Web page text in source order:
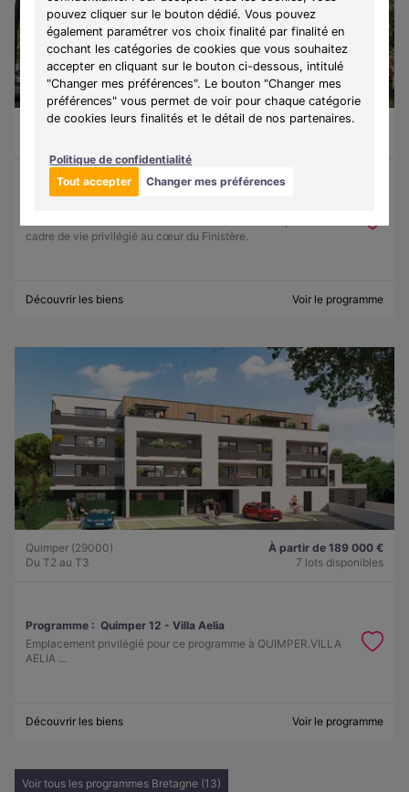
pouvez cliquer sur le bouton dédié. Vous pouvez
également paramétrer vos choix finalité par finalité en
cochant les catégories de cookies que vous souhaitez
accepter en cliquant sur le bouton ci-dessous, intitulé
"Changer mes préférences". Le bouton "Changer mes
préférences" vous permet de voir pour chaque catégorie
de cookies leurs finalités et le détail de nos partenaires.
Politique de confidentialité
Tout accepter
Changer mes préférences
Guilvinec (29730)
À partir de 130 500 €
cadre de vie privilégié au cœur du Finistère.
Découvrir les biens Voir le programme
Quimper (29000)
Du T2 au T3
À partir de 189 000 €
7 lots disponibles
Programme : Quimper 12 - Villa Aelia
Emplacement privilégié pour ce programme à QUIMPER.VILLA
AELIA ...
Découvrir les biens Voir le programme
Voir tous les programmes Bretagne (13)